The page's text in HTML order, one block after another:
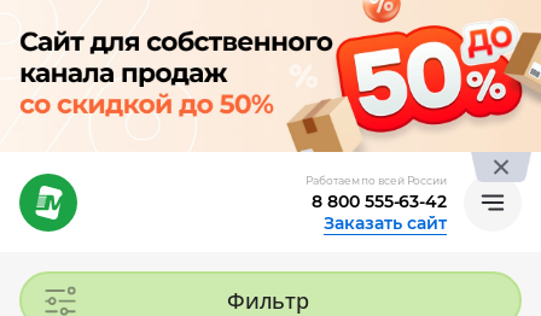
Работаем по всей России
8 800 555-63-42
Заказать сайт
Фильтр